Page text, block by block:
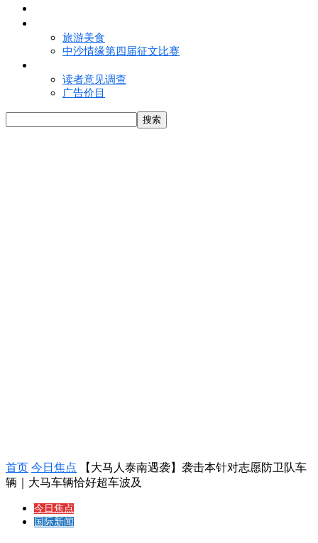
旅游美食
中沙情缘第四届征文比赛
读者意见调查
广告价目
首页 今日焦点
【大马人泰南遇袭】袭击本针对志愿防卫队车
辆｜大马车辆恰好超车波及
今日焦点
国际新闻